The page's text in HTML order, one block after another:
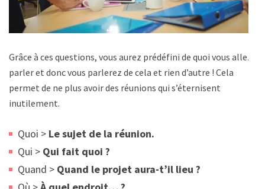
Grâce à ces questions, vous aurez prédéfini de quoi vous allez
parler et donc vous parlerez de cela et rien d’autre ! Cela
permet de ne plus avoir des réunions qui s’éternisent
inutilement.
Quoi > Le sujet de la réunion.
Qui > Qui fait quoi ?
Quand > Quand le projet aura-t’il lieu ?